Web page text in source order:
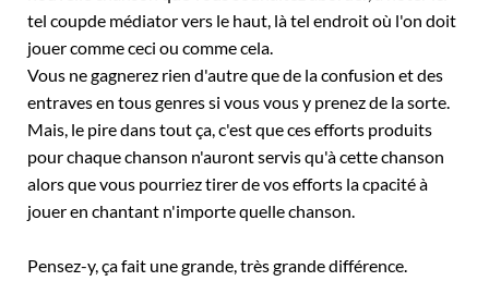
tel coupde médiator vers le haut, là tel endroit où l'on doit
jouer comme ceci ou comme cela.
Vous ne gagnerez rien d'autre que de la confusion et des
entraves en tous genres si vous vous y prenez de la sorte.
Mais, le pire dans tout ça, c'est que ces efforts produits
pour chaque chanson n'auront servis qu'à cette chanson
alors que vous pourriez tirer de vos efforts la cpacité à
jouer en chantant n'importe quelle chanson.
Pensez-y, ça fait une grande, très grande différence.